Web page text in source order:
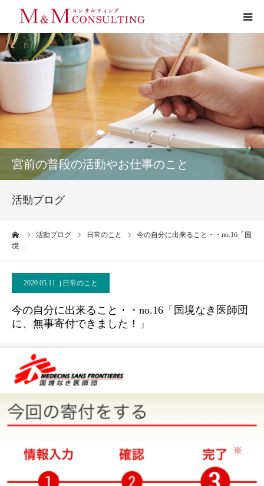
宮前の普段の活動やお仕事のこと
活動ブログ
活動ブログ 日常のこと
今の自分に出来ること・・no.16「国
境…
2020.05.11 日常のこと
今の自分に出来ること・・no.16「国境なき医師団
に、無事寄付できました！」
プロフィール
サービス
お客様の声
実績